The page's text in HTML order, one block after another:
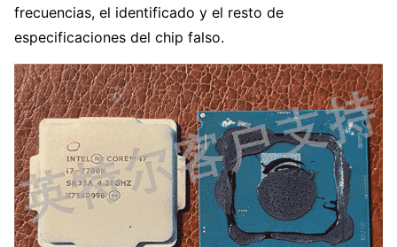
frecuencias, el identificado y el resto de
especificaciones del chip falso.